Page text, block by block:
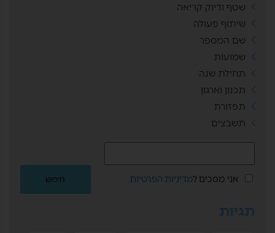
שטף ודיוק קריאה
שיתוף פעולה
שם המספר
שמועות
תחילת שנה
תכנון וארגון
תפזורת
תשבצים
אני מסכים למדיניות הפרטיות
תגיות